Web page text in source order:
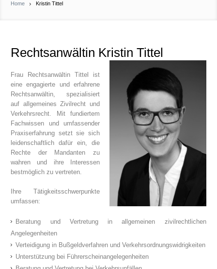
Home Kristin Tittel
Rechtsanwältin Kristin Tittel
Frau Rechtsanwältin Tittel ist
eine engagierte und erfahrene
Rechtsanwältin, spezialisiert
auf allgemeines Zivilrecht und
Verkehrsrecht. Mit fundiertem
Fachwissen und umfassender
Praxiserfahrung setzt sie sich
leidenschaftlich dafür ein, die
Rechte der Mandanten zu
wahren und ihre Interessen
bestmöglich zu vertreten.
Ihre Tätigkeitsschwerpunkte
umfassen:
Beratung und Vertretung in allgemeinen zivilrechtlichen
Angelegenheiten
Verteidigung in Bußgeldverfahren und Verkehrsordnungswidrigkeiten
Unterstützung bei Führerscheinangelegenheiten